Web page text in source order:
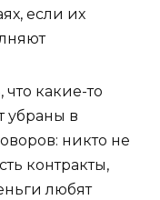
если их
что какие-то
убраны в
никто не
контракты,
любят